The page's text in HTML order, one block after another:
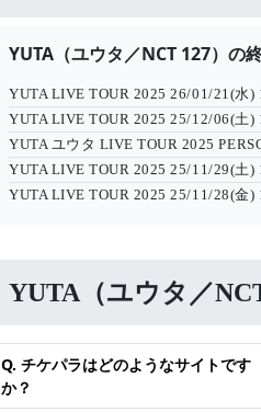
YUTA（ユウタ／NCT 127）の
YUTA LIVE TOUR 2025 26/01/21(水)
YUTA LIVE TOUR 2025 25/12/06(土)
YUTA ユウタ LIVE TOUR 2025
YUTA LIVE TOUR 2025 25/11/29(土)
YUTA LIVE TOUR 2025 25/11/28(金)
YUTA（ユウタ／
Q. チケパラはどのようなサイトです
か？